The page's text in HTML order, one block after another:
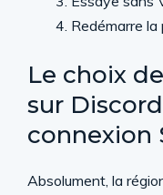
Redémarre
Le choix
sur
connexion
Absolument, la